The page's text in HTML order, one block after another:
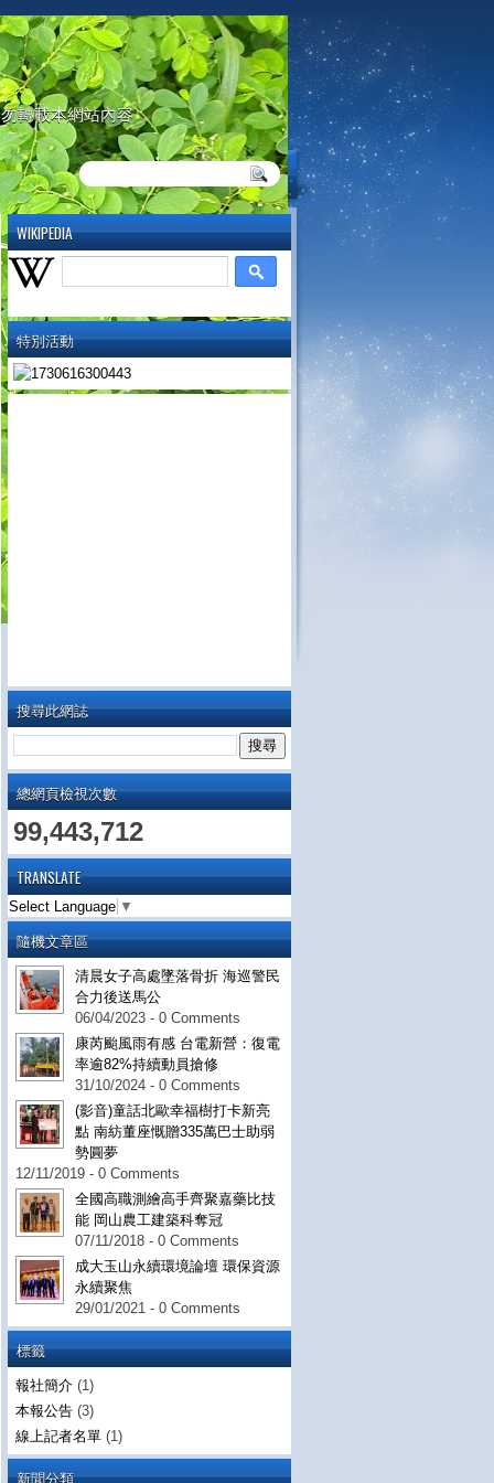
轉載本網站內容
WIKIPEDIA
特別活動
搜尋此網誌
總網頁檢視次數
99,443,712
TRANSLATE
Select Language ▼
隨機文章區
清晨女子高處墜落骨折 海巡警民
合力後送馬公
06/04/2023 - 0 Comments
康芮颱風雨有感 台電新營：復電
率逾82%持續動員搶修
31/10/2024 - 0 Comments
(影音)童話北歐幸福樹打卡新亮
點 南紡董座慨贈335萬巴士助弱
勢圓夢
12/11/2019 - 0 Comments
全國高職測繪高手齊聚嘉藥比技
能 岡山農工建築科奪冠
07/11/2018 - 0 Comments
成大玉山永續環境論壇 環保資源
永續聚焦
29/01/2021 - 0 Comments
標籤
報社簡介 (1)
本報公告 (3)
線上記者名單 (1)
新聞分類